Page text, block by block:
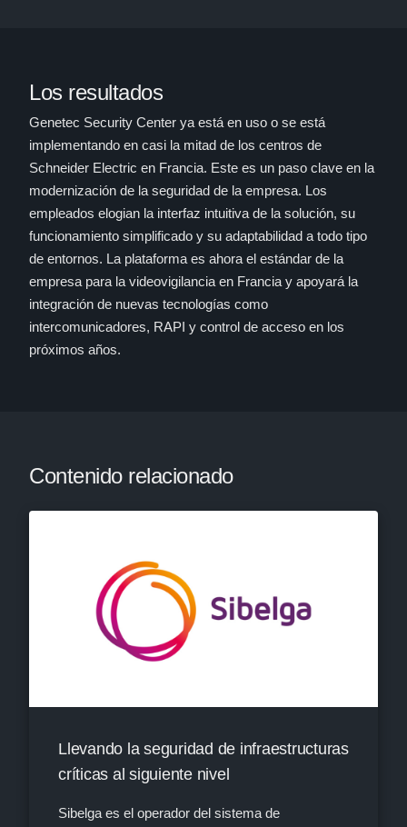
Los resultados
Genetec Security Center ya está en uso o se está
implementando en casi la mitad de los centros de
Schneider Electric en Francia. Este es un paso clave en la
modernización de la seguridad de la empresa. Los
empleados elogian la interfaz intuitiva de la solución, su
funcionamiento simplificado y su adaptabilidad a todo tipo
de entornos. La plataforma es ahora el estándar de la
empresa para la videovigilancia en Francia y apoyará la
integración de nuevas tecnologías como
intercomunicadores, RAPI y control de acceso en los
próximos años.
Contenido relacionado
Llevando la seguridad de infraestructuras
críticas al siguiente nivel
Sibelga es el operador del sistema de